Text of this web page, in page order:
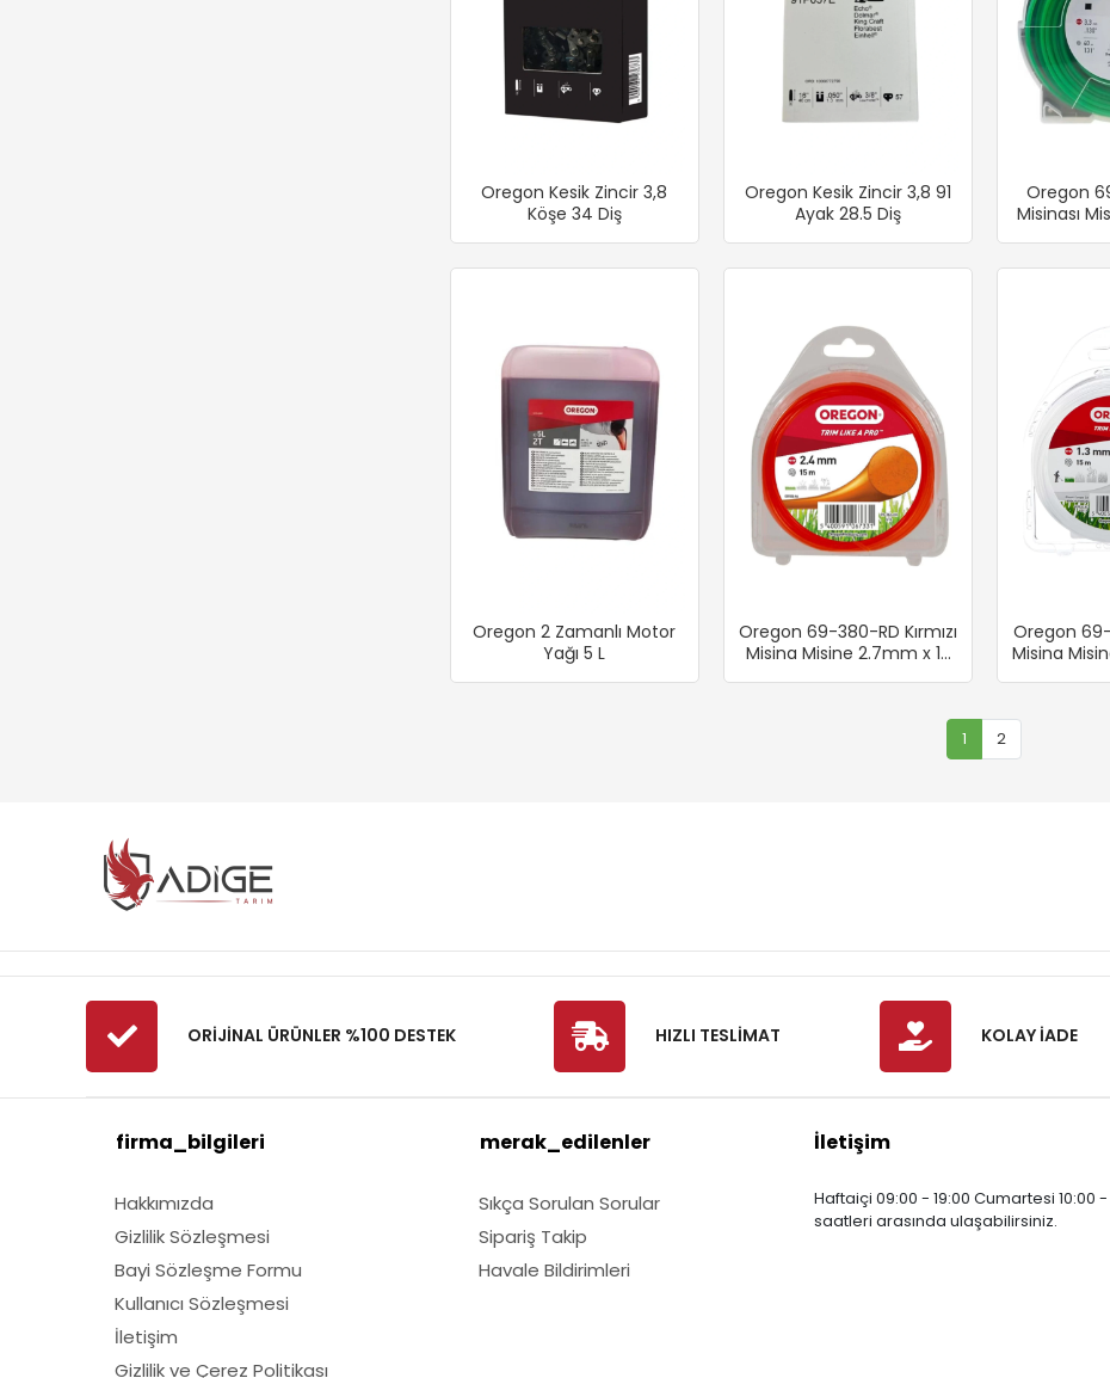
Oregon Kesik Zincir 3,8
Köşe 34 Diş
Oregon Kesik Zincir 3,8 91
Ayak 28.5 Diş
Oregon
Misinası
Oregon 2 Zamanlı Motor
Yağı 5 L
Oregon 69-380-RD Kırmızı
Misina Misine 2.7mm x 15
Oregon
Misina
1 2
ORİJİNAL ÜRÜNLER %100 DESTEK HIZLI TESLİMAT KOLAY İADE
firma_bilgileri
Hakkımızda
Gizlilik Sözleşmesi
Bayi Sözleşme Formu
Kullanıcı Sözleşmesi
İletişim
Gizlilik ve Çerez Politikası
merak_edilenler
Sıkça Sorulan Sorular
Sipariş Takip
Havale Bildirimleri
İletişim
Haftaiçi 09:00 - 19:00 Cumartesi 10:00 -
saatleri arasında ulaşabilirsiniz.